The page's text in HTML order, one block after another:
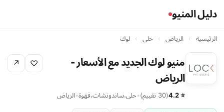
دليل المنيو
الرئيسية › الرياض › حلى › لوك
منيو لوك الجديد مع الأسعار -
الرياض
⭐ 4.2 (30 تقييم) •حلى،ساندوتشات،قهوة•الرياض
♡
↗